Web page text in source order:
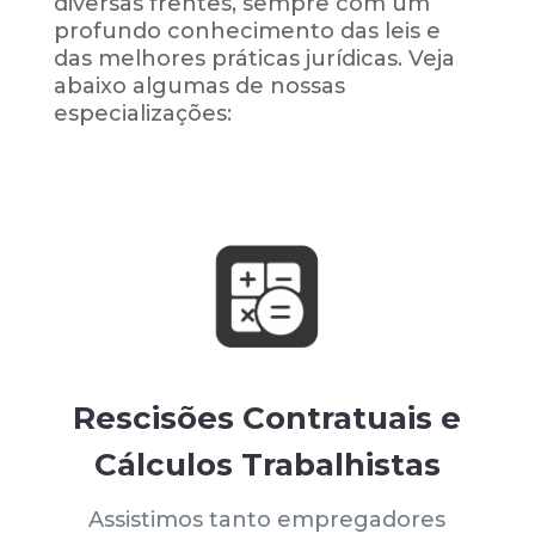
profundo conhecimento das leis e
das melhores práticas jurídicas. Veja
abaixo algumas de nossas
especializações:
Rescisões Contratuais e
Cálculos Trabalhistas
Assistimos tanto empregadores